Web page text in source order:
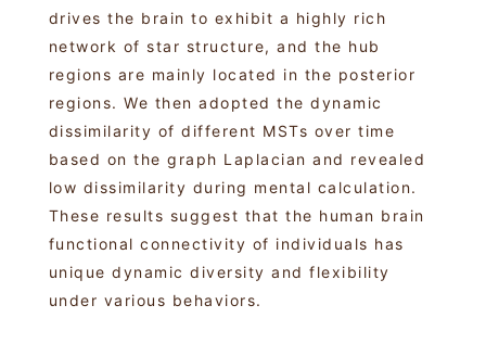
drives the brain to exhibit a highly rich
network of star structure, and the hub
regions are mainly located in the posterior
regions. We then adopted the dynamic
dissimilarity of different MSTs over time
based on the graph Laplacian and revealed
low dissimilarity during mental calculation.
These results suggest that the human brain
functional connectivity of individuals has
unique dynamic diversity and flexibility
under various behaviors.